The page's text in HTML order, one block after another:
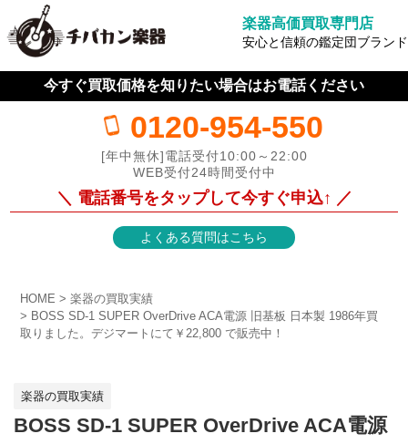
楽器高価買取専門店
安心と信頼の鑑定団ブランド
今すぐ買取価格を知りたい場合はお電話ください
0120-954-550
[年中無休]電話受付10:00～22:00
WEB受付24時間受付中
＼ 電話番号をタップして今すぐ申込↑ ／
よくある質問はこちら
HOME
楽器の買取実績
BOSS SD-1 SUPER OverDrive ACA電源 旧基板 日本製 1986年買
取りました。デジマートにて￥22,800 で販売中！
楽器の買取実績
BOSS SD-1 SUPER OverDrive ACA電源